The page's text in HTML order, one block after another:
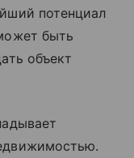
потенциал
быть
объект